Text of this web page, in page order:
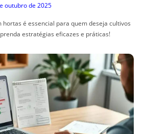
outubro de 2025
hortas é essencial para quem deseja cultivos
estratégias eficazes e práticas!